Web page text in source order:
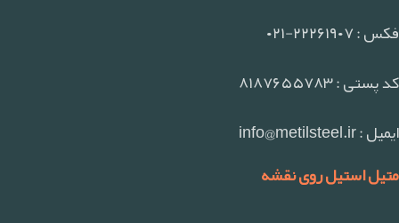
فکس : ۲۲۲۶۱۹۰۷-۰۲۱
کد پستی : ۸۱۸۷۶۵۵۷۸۳
ایمیل : info@metilsteel.ir
متیل استیل روی نقشه